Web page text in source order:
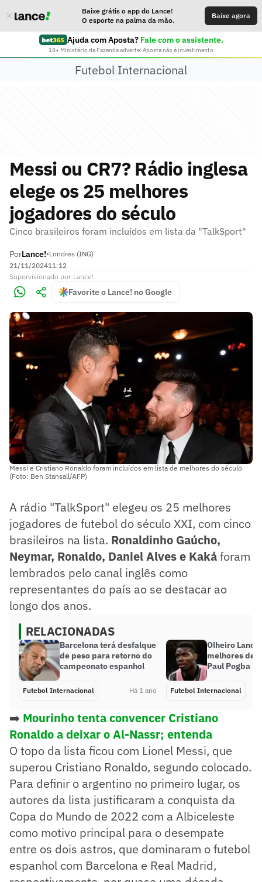
Baixe grátis o app do Lance!
O esporte na palma da mão.
Baixe agora
Ajuda com Aposta? Fale com o assistente.
18+ Ministério da Fazenda adverte: Aposta não é investimento
Futebol Internacional
Messi ou CR7? Rádio inglesa
elege os 25 melhores
jogadores do século
Cinco brasileiros foram incluídos em lista da "TalkSport"
PorLance!•Londres (ING)
21/11/202411:12
Supervisionado por Lance!
Favorite o Lance! no Google
Messi e Cristiano Ronaldo foram incluídos em lista de melhores do século
(Foto: Ben Stansall/AFP)
A rádio "TalkSport" elegeu os 25 melhores
jogadores de futebol do século XXI, com cinco
brasileiros na lista. Ronaldinho Gaúcho,
Neymar, Ronaldo, Daniel Alves e Kakáforam
lembrados pelo canal inglês como
representantes do país ao se destacar ao
longo dos anos.
RELACIONADAS
Barcelona terá desfalque
de peso para retorno do
campeonato espanhol
Futebol Internacional Há 1 ano
Olheiro
melhores
Paul Pogba
Futebol Internacional
➡️ Mourinho tenta convencer Cristiano
Ronaldo a deixar o Al-Nassr; entenda
O topo da lista ficou com Lionel Messi, que
superou Cristiano Ronaldo, segundo colocado.
Para definir o argentino no primeiro lugar, os
autores da lista justificaram a conquista da
Copa do Mundo de 2022 com a Albiceleste
como motivo principal para o desempate
entre os dois astros, que dominaram o futebol
espanhol com Barcelona e Real Madrid,